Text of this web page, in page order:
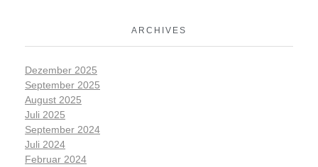
ARCHIVES
Dezember 2025
September 2025
August 2025
Juli 2025
September 2024
Juli 2024
Februar 2024